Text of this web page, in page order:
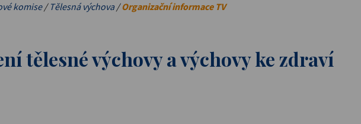
komise/ Tělesná výchova/Organizační informace TV
tělesné výchovy a výchovy ke zdraví